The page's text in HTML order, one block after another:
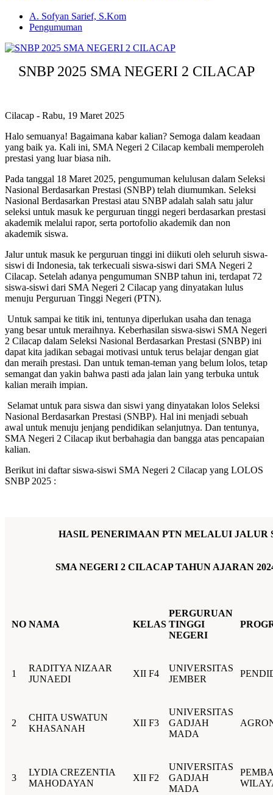
A. Sofyan Sarief, S.Kom
Pengumuman
SNBP 2025 SMA NEGERI 2 CILACAP
Cilacap - Rabu, 19 Maret 2025
Halo semuanya! Bagaimana kabar kalian? Semoga dalam keadaan
yang baik ya. Kali ini, SMA Negeri 2 Cilacap kembali memperoleh
prestasi yang luar biasa nih.
Pada tanggal 18 Maret 2025, pengumuman kelulusan dalam Seleksi
Nasional Berdasarkan Prestasi (SNBP) telah diumumkan. Seleksi
Nasional Berdasarkan Prestasi atau SNBP adalah salah satu jalur
seleksi untuk masuk ke perguruan tinggi negeri berdasarkan prestasi
akademik melalui rapor, serta portofolio akademik dan non
akademik siswa.
Jalur untuk masuk ke perguruan tinggi ini diikuti oleh seluruh siswa-
siswi di Indonesia, tak terkecuali siswa-siswi dari SMA Negeri 2
Cilacap. Setelah adanya pengumuman SNBP tahun ini, terdapat 72
siswa-siswi dari SMA Negeri 2 Cilacap yang dinyatakan lulus
menuju Perguruan Tinggi Negeri (PTN).
Untuk sampai ke titik ini, tentunya diperlukan usaha dan tenaga
yang besar untuk meraihnya. Keberhasilan siswa-siswi SMA Negeri
2 Cilacap dalam Seleksi Nasional Berdasarkan Prestasi (SNBP) ini
dapat kita jadikan sebagai motivasi untuk terus belajar dengan giat
dan meraih prestasi. Dan untuk teman-teman yang belum lolos, tetap
semangat dan yakin bahwa pasti ada jalan lain yang terbuka untuk
kalian meraih impian.
Selamat untuk para siswa dan siswi yang dinyatakan lolos Seleksi
Nasional Berdasarkan Prestasi (SNBP). Hal ini menjadi sebuah
awal untuk menuju jenjang pendidikan selanjutnya. Dan tentunya,
SMA Negeri 2 Cilacap ikut berbahagia dan bangga atas pencapaian
kalian.
Berikut ini daftar siswa-siswi SMA Negeri 2 Cilacap yang LOLOS
SNBP 2025 :
HASIL PENERIMAAN PTN MELALUI JALUR
SMA NEGERI 2 CILACAP TAHUN AJARAN
NO NAMA KELAS
PERGURUAN
TINGGI
NEGERI
1
RADITYA NIZAAR
JUNAEDI
XII F4
UNIVERSITAS
JEMBER
2
CHITA USWATUN
KHASANAH
XII F3
UNIVERSITAS
GADJAH
MADA
3
LYDIA CREZENTIA
MAHODAYAN
XII F2
UNIVERSITAS
GADJAH
MADA